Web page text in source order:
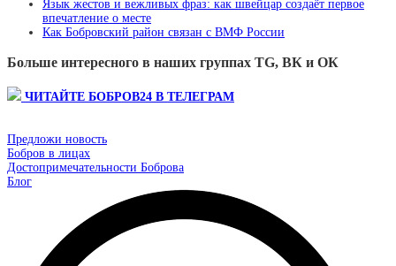
Язык жестов и вежливых фраз: как швейцар создаёт первое
впечатление о месте
Как Бобровский район связан с ВМФ России
Больше интересного в наших группах TG, ВК и ОК
ЧИТАЙТЕ БОБРОВ24 В ТЕЛЕГРАМ
Предложи новость
Бобров в лицах
Достопримечательности Боброва
Блог